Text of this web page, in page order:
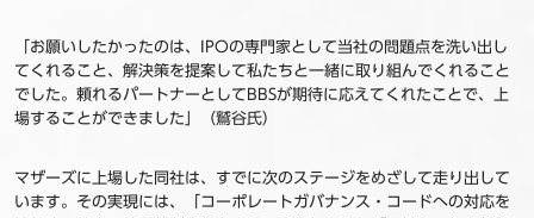
「お願いしたかったのは、IPOの専門家として当社の問題点を洗い出し
てくれること、解決策を提案して私たちと一緒に取り組んでくれること
でした。頼れるパートナーとしてBBSが期待に応えてくれたことで、上
場することができました」（鷲谷氏）
マザーズに上場した同社は、すでに次のステージをめざして走り出して
います。その実現には、「コーポレートガバナンス・コードへの対応を